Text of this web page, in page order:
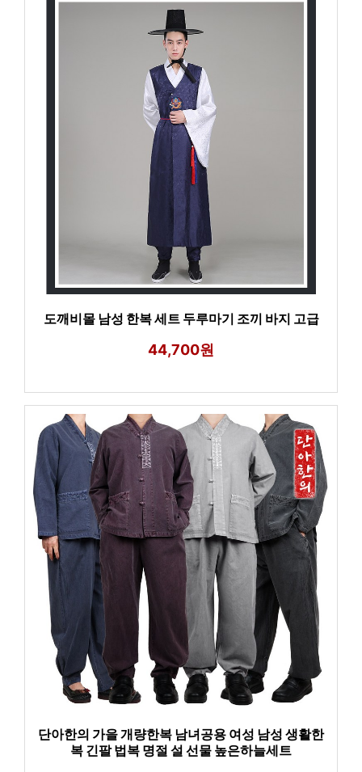
도깨비몰 남성 한복 세트 두루마기 조끼 바지 고급
44,700원
단아한의 가을 개량한복 남녀공용 여성 남성 생활한
복 긴팔 법복 명절 설 선물 높은하늘세트